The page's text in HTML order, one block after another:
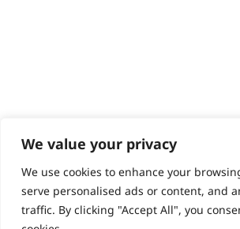
We value your privacy
We use cookies to enhance your
serve personalised ads or content, and
traffic. By clicking "Accept All", you